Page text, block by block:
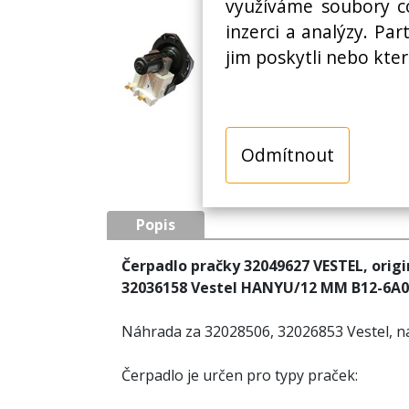
využíváme soubory
inzerci a analýzy.
jim poskytli nebo
Odmítnout
Popis
Čerpadlo pračky 32049627 VESTEL,
32036158 Vestel HANYU/12 MM B12-
Náhrada za 32028506, 32026853 Vestel,
Čerpadlo je určen pro typy praček: